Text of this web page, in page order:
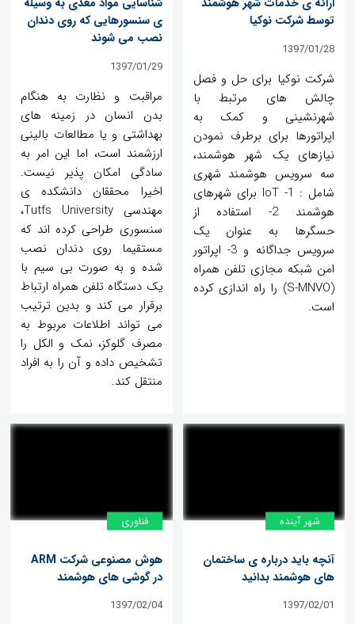
توسط شرکت نوکیا
1397/01/28
شرکت نوکیا برای حل و فصل
چالش های مرتبط با
شهرنشینی و کمک به
اپراتورها برای برطرف نمودن
نیازهای یک شهر هوشمند،
سه سرویس هوشمند شهری
شامل : 1- IoT برای شهرهای
هوشمند 2- استفاده از
حسگرها به عنوان یک
سرویس جداگانه و 3- اپراتور
امن شبکه مجازی تلفن همراه
(S-MNVO) را راه اندازی کرده
است.
ی سنسورهایی که روی دندان
نصب می شوند
1397/01/29
مراقبت و نظارت به هنگام
بدن انسان در زمینه های
بهداشتی و یا مطالعات بالینی
ارزشمند است، اما این امر به
سادگی امکان پذیر نیست.
اخیرا محققان دانشکده ی
مهندسی Tutfs University،
سنسوری طراحی کرده اند که
مستقیما روی دندان نصب
شده و به صورت بی سیم با
یک دستگاه تلفن همراه ارتباط
برقرار می کند و بدین ترتیب
می تواند اطلاعات مربوط به
مصرف گلوکز، نمک و الکل را
تشخیص داده و آن را به افراد
منتقل کند.
شهر آینده
آنچه باید درباره ی ساختمان
های هوشمند بدانید
1397/02/01
فناوری
هوش مصنوعی شرکت ARM
در گوشی های هوشمند
1397/02/04